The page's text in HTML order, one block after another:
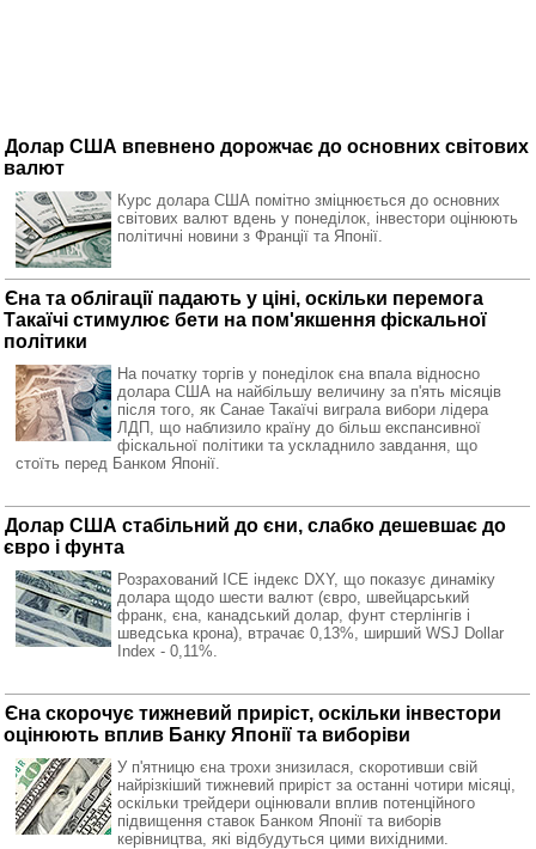
Долар США впевнено дорожчає до основних світових
валют
Курс долара США помітно зміцнюється до основних
світових валют вдень у понеділок, інвестори оцінюють
політичні новини з Франції та Японії.
Єна та облігації падають у ціні, оскільки перемога
Такаїчі стимулює бети на пом'якшення фіскальної
політики
На початку торгів у понеділок єна впала відносно
долара США на найбільшу величину за п'ять місяців
після того, як Санае Такаїчі виграла вибори лідера
ЛДП, що наблизило країну до більш експансивної
фіскальної політики та ускладнило завдання, що
стоїть перед Банком Японії.
Долар США стабільний до єни, слабко дешевшає до
євро і фунта
Розрахований ICE індекс DXY, що показує динаміку
долара щодо шести валют (євро, швейцарський
франк, єна, канадський долар, фунт стерлінгів і
шведська крона), втрачає 0,13%, ширший WSJ Dollar
Index - 0,11%.
Єна скорочує тижневий приріст, оскільки інвестори
оцінюють вплив Банку Японії та виборіви
У п'ятницю єна трохи знизилася, скоротивши свій
найрізкіший тижневий приріст за останні чотири місяці,
оскільки трейдери оцінювали вплив потенційного
підвищення ставок Банком Японії та виборів
керівництва, які відбудуться цими вихідними.